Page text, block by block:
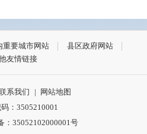
重要城市网站
县区政府网站
友情链接
系我们 | 网站地图
：3505210001
：35052102000001号